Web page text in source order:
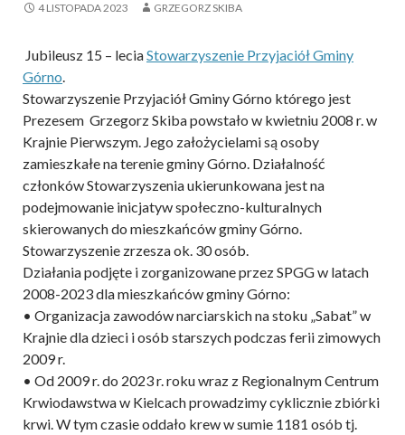
4 LISTOPADA 2023 GRZEGORZ SKIBA
Jubileusz 15 – leciaStowarzyszenie Przyjaciół Gminy
Górno
Stowarzyszenie Przyjaciół Gminy Górno którego jest
Prezesem Grzegorz Skiba powstało w kwietniu 2008 r. w
Krajnie Pierwszym. Jego założycielami są osoby
zamieszkałe na terenie gminy Górno. Działalność
członków Stowarzyszenia ukierunkowana jest na
podejmowanie inicjatyw społeczno-kulturalnych
skierowanych do mieszkańców gminy Górno.
Stowarzyszenie zrzesza ok. 30 osób.
Działania podjęte i zorganizowane przez SPGG w latach
2008-2023 dla mieszkańców gminy Górno:
• Organizacja zawodów narciarskich na stoku „Sabat” w
Krajnie dla dzieci i osób starszych podczas ferii zimowych
2009 r.
• Od 2009 r. do 2023 r. roku wraz z Regionalnym Centrum
Krwiodawstwa w Kielcach prowadzimy cyklicznie zbiórki
krwi. W tym czasie oddało krew w sumie 1181 osób tj.